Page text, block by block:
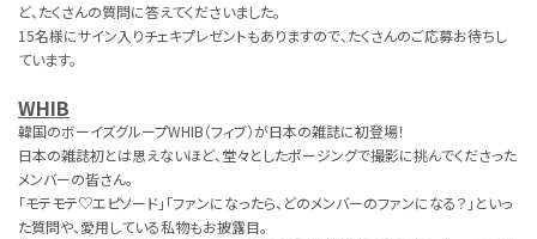
ど、たくさんの質問に答えてくださいました。
15名様にサイン入りチェキプレゼントもありますので、たくさんのご応募お待ちし
ています。
WHIB
韓国のボーイズグループWHIB（フィブ）が日本の雑誌に初登場！
日本の雑誌初とは思えないほど、堂々としたポージングで撮影に挑んでくださった
メンバーの皆さん。
「モテモテ♡エピソード」「ファンになったら、どのメンバーのファンになる？」といっ
た質問や、愛用している私物もお披露目。